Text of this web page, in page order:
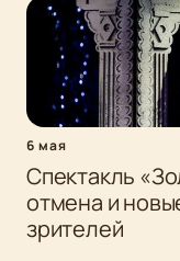
6 мая
Спектакль
отмена и
зрителей